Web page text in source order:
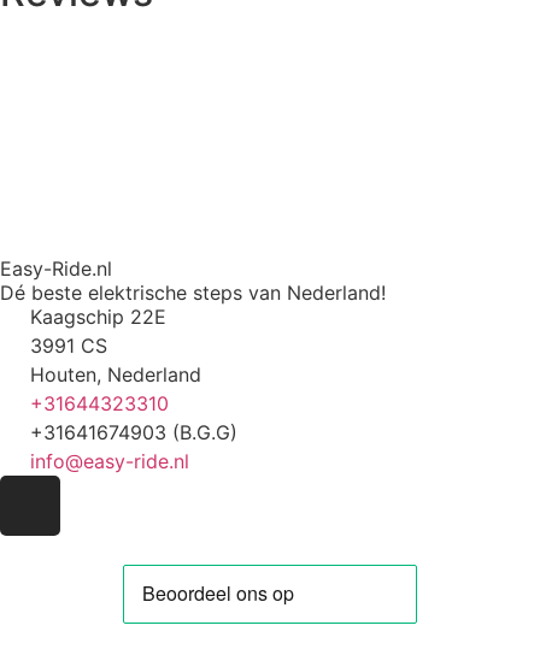
Easy-Ride.nl
Dé beste elektrische steps van Nederland!
Kaagschip 22E
3991 CS
Houten, Nederland
+31644323310
+31641674903 (B.G.G)
info@easy-ride.nl